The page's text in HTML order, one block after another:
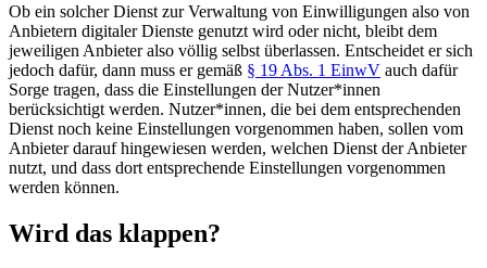
Ob ein solcher Dienst zur Verwaltung von Einwilligungen also von
Anbietern digitaler Dienste genutzt wird oder nicht, bleibt dem
jeweiligen Anbieter also völlig selbst überlassen. Entscheidet er sich
jedoch dafür, dann muss er gemäß § 19 Abs. 1 EinwV auch dafür
Sorge tragen, dass die Einstellungen der Nutzer*innen
berücksichtigt werden. Nutzer*innen, die bei dem entsprechenden
Dienst noch keine Einstellungen vorgenommen haben, sollen vom
Anbieter darauf hingewiesen werden, welchen Dienst der Anbieter
nutzt, und dass dort entsprechende Einstellungen vorgenommen
werden können.
Wird das klappen?